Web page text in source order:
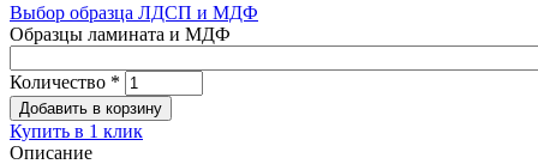
Выбор образца ЛДСП и МДФ
Образцы ламината и МДФ
Количество *
Купить в 1 клик
Описание